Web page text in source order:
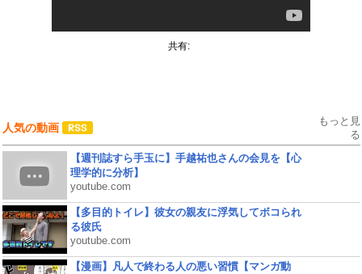
共有:
人気の動画
もっと見
る
【週刊誌すら手玉に】手越祐也さんの会見を【心
理学的に分析】
youtube.com
【多目的トイレ】彼女の親友に浮気してボコられ
る彼氏
youtube.com
【漫画】凡人で終わる人の悪い習慣【マンガ動